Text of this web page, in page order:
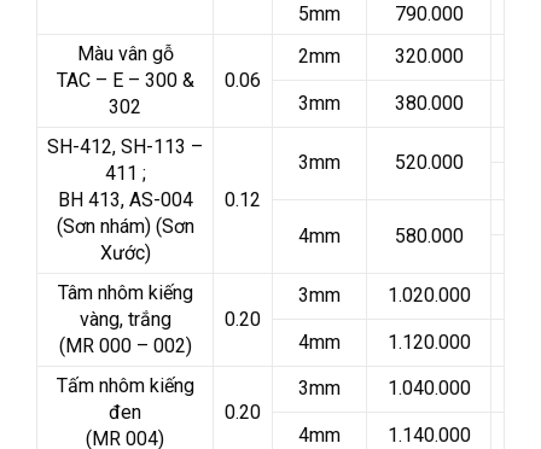
5mm
790.000
Màu vân gỗ
TAC – E – 300 &
302
0.06
2mm 320.000
3mm
380.000
SH-412, SH-113 –
411 ;
BH 413, AS-004
(Sơn nhám) (Sơn
Xước)
0.12
3mm 520.000
4mm 580.000
Tâm nhôm kiếng
vàng, trắng
(MR 000 – 002)
0.20
3mm 1.020.000
4mm
1.120.000
Tấm nhôm kiếng
đen
(MR 004)
0.20
3mm 1.040.000
4mm
1.140.000